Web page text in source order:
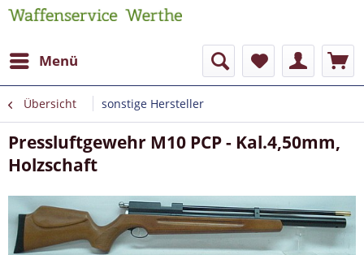
Menü
Übersicht sonstige Hersteller
Pressluftgewehr M10 PCP - Kal.4,50mm,
Holzschaft